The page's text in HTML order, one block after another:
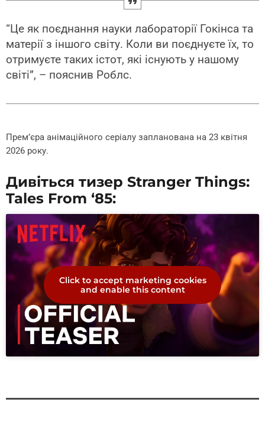
“Це як поєднання науки лабораторії Гокінса та
матерії з іншого світу. Коли ви поєднуєте їх, то
отримуєте таких істот, які існують у нашому
світі”, – пояснив Роблс.
Прем’єра анімаційного серіалу запланована на 23 квітня
2026 року.
Дивіться тизер Stranger Things:
Tales From ‘85:
Click to accept marketing cookies
and enable this content